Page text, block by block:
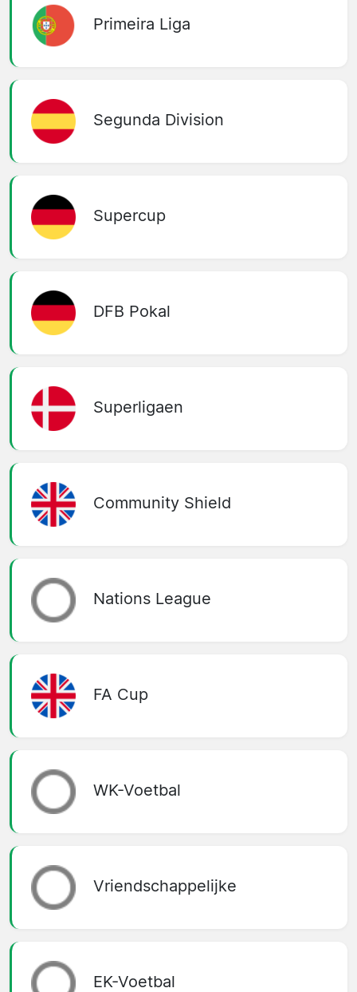
Primeira Liga
Segunda Division
Supercup
DFB Pokal
Superligaen
Community Shield
Nations League
FA Cup
WK-Voetbal
Vriendschappelijke
EK-Voetbal